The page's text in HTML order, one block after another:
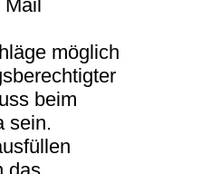
möglich
beim
sein.